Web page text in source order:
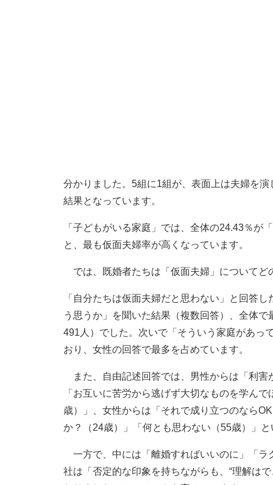
分かりました。5組に1組が、表面上は夫婦を
結果となっています。
「子どもがいる家庭」では、全体の24.43％が
と、最も仮面夫婦率が高くなっています。
では、既婚者たちは「仮面夫婦」についてど
「自分たちは仮面夫婦だと思わない」と回答
う思うか」を聞いた結果（複数回答）、全体
491人）でした。次いで「そういう家庭があっ
おり、女性の回答で最多を占めています。
また、自由記述回答では、男性からは「利害
「お互いに苦労から逃げず大切なものを学ん
歳）」、女性からは「それで成り立つのなら
か？（24歳）」「何とも思わない（55歳）」
一方で、中には「離婚すればいいのに」「ラ
社は「否定的な印象を持ちながらも、“理解は